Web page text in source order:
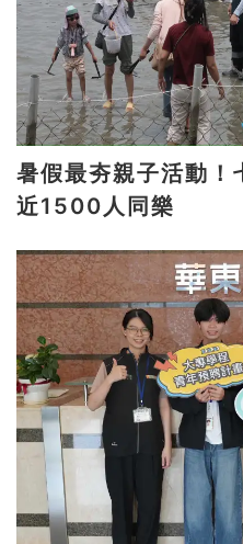
暑假最夯親子活動！
近1500人同樂